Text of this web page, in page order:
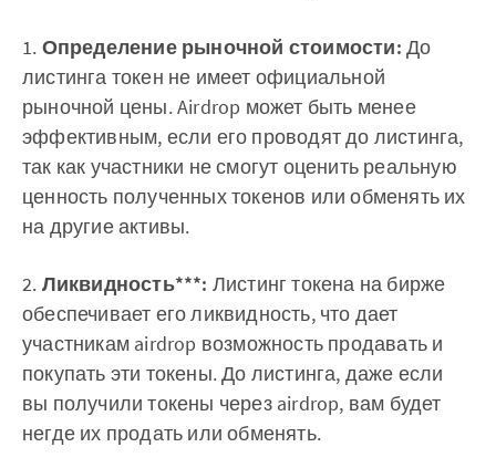
1. Определение рыночной стоимости: До
листинга токен не имеет официальной
рыночной цены. Airdrop может быть менее
эффективным, если его проводят до листинга,
так как участники не смогут оценить реальную
ценность полученных токенов или обменять их
на другие активы.
2. Ликвидность***: Листинг токена на бирже
обеспечивает его ликвидность, что дает
участникам airdrop возможность продавать и
покупать эти токены. До листинга, даже если
вы получили токены через airdrop, вам будет
негде их продать или обменять.